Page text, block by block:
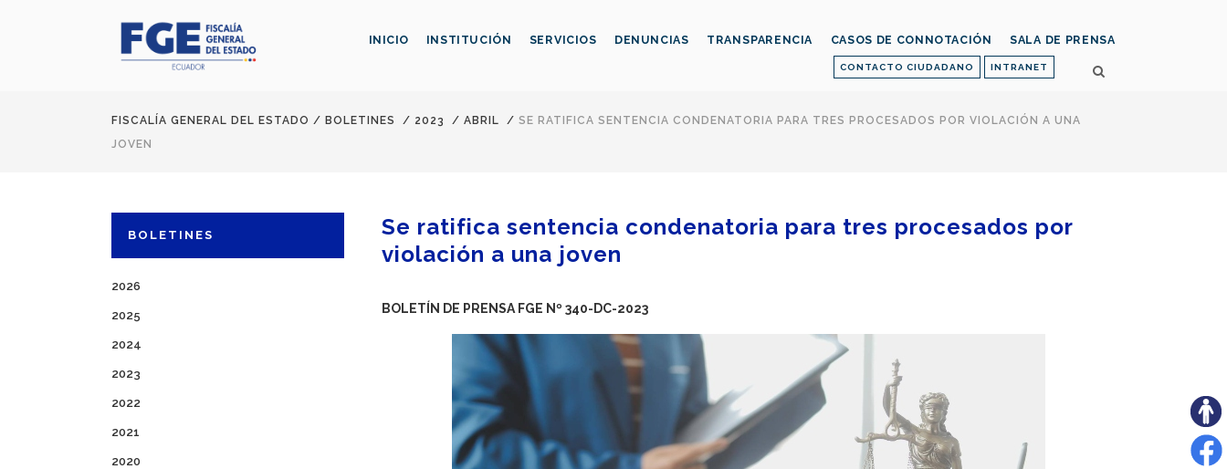
CONTACTO CIUDADANO INTRANET
INICIO INSTITUCIÓN SERVICIOS DENUNCIAS TRANSPARENCIA CASOS DE CONNOTACIÓN SALA DE PRENSA
FISCALÍA GENERAL DEL ESTADO / BOLETINES / 2023 / ABRIL / SE RATIFICA SENTENCIA CONDENATORIA PARA TRES PROCESADOS POR VIOLACIÓN A UNA
JOVEN
BOLETINES
2026
2025
2024
2023
2022
2021
2020
Se ratifica sentencia condenatoria para tres procesados por
violación a una joven
BOLETÍN DE PRENSA FGE Nº 340-DC-2023